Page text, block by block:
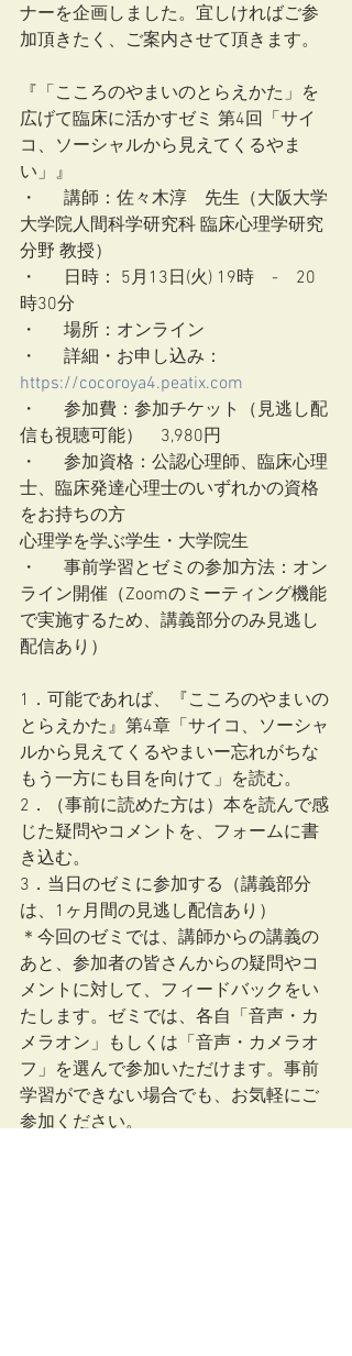
ナーを企画しました。宜しければご参
加頂きたく、ご案内させて頂きます。
『「こころのやまいのとらえかた」を
広げて臨床に活かすゼミ 第4回「サイ
コ、ソーシャルから見えてくるやま
い」』
・	講師：佐々木淳　先生（大阪大学
大学院人間科学研究科 臨床心理学研究
分野 教授）
・	日時： 5月13日(火) 19時　-　20
時30分
・	場所：オンライン
・	詳細・お申し込み：
https://cocoroya4.peatix.com
・	参加費：参加チケット（見逃し配
信も視聴可能）　3,980円
・	参加資格：公認心理師、臨床心理
士、臨床発達心理士のいずれかの資格
をお持ちの方
心理学を学ぶ学生・大学院生
・	事前学習とゼミの参加方法：オン
ライン開催（Zoomのミーティング機能
で実施するため、講義部分のみ見逃し
配信あり）
1．可能であれば、『こころのやまいの
とらえかた』第4章「サイコ、ソーシャ
ルから見えてくるやまいー忘れがちな
もう一方にも目を向けて」を読む。
2．（事前に読めた方は）本を読んで感
じた疑問やコメントを、フォームに書
き込む。
3．当日のゼミに参加する（講義部分
は、1ヶ月間の見逃し配信あり）
＊今回のゼミでは、講師からの講義の
あと、参加者の皆さんからの疑問やコ
メントに対して、フィードバックをい
たします。ゼミでは、各自「音声・カ
メラオン」もしくは「音声・カメラオ
フ」を選んで参加いただけます。事前
学習ができない場合でも、お気軽にご
参加ください。